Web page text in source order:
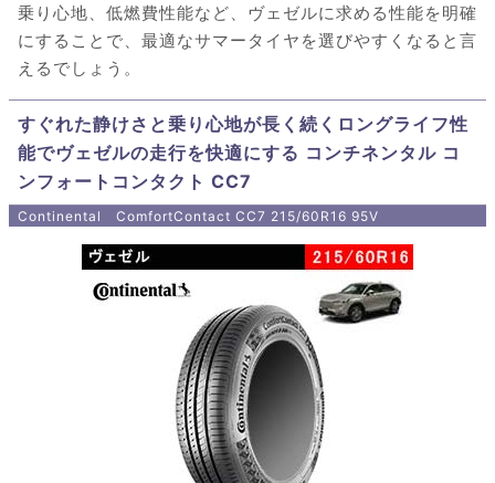
乗り心地、低燃費性能など、ヴェゼルに求める性能を明確
にすることで、最適なサマータイヤを選びやすくなると言
えるでしょう。
すぐれた静けさと乗り心地が長く続くロングライフ性
能でヴェゼルの走行を快適にする コンチネンタル コ
ンフォートコンタクト CC7
Continental ComfortContact CC7 215/60R16 95V